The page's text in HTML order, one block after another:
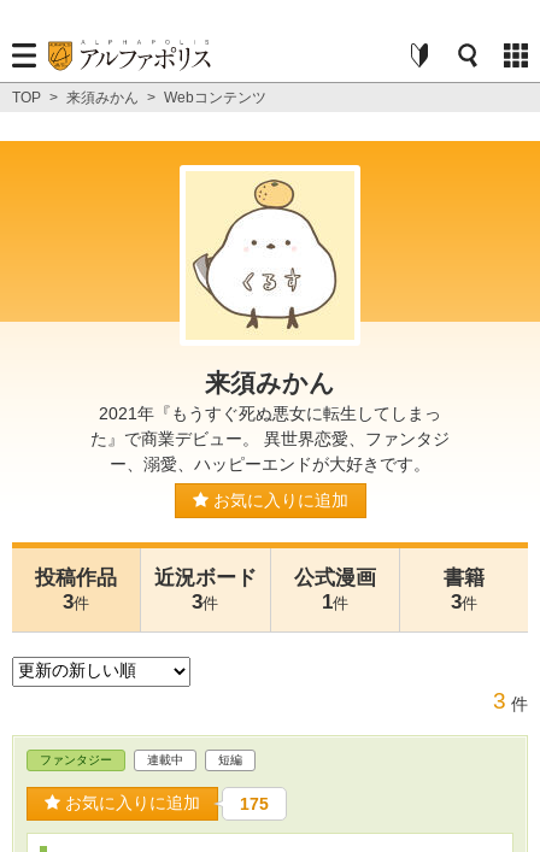
TOP > 来須みかん > Webコンテンツ
来須みかん
2021年『もうすぐ死ぬ悪女に転生してしまっ
た』で商業デビュー。 異世界恋愛、ファンタジ
ー、溺愛、ハッピーエンドが大好きです。
お気に入りに追加
投稿作品
3件
近況ボード
3件
公式漫画
1件
書籍
3件
3 件
ファンタジー 連載中 短編
お気に入りに追加 175